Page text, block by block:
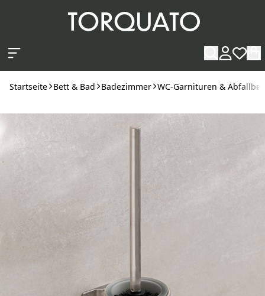
Startseite Bett & Bad Badezimmer WC-Garnituren &